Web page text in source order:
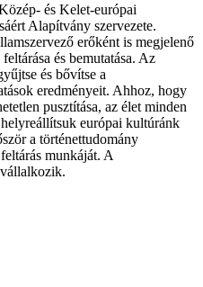
és Kelet-európai
Alapítvány szervezete.
erőként is megjelenő
és bemutatása. Az
és bővítse a
eredményeit. Ahhoz, hogy
pusztítása, az élet minden
európai kultúránk
a történettudomány
munkáját. A